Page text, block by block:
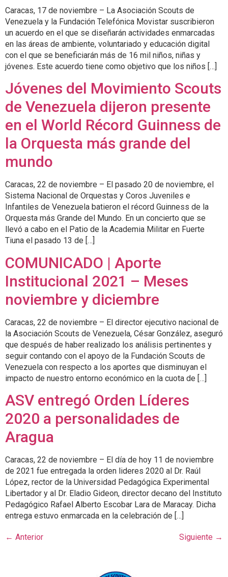
Caracas, 17 de noviembre – La Asociación Scouts de
Venezuela y la Fundación Telefónica Movistar suscribieron
un acuerdo en el que se diseñarán actividades enmarcadas
en las áreas de ambiente, voluntariado y educación digital
con el que se beneficiarán más de 16 mil niños, niñas y
jóvenes. Este acuerdo tiene como objetivo que los niños […]
Jóvenes del Movimiento Scouts
de Venezuela dijeron presente
en el World Récord Guinness de
la Orquesta más grande del
mundo
Caracas, 22 de noviembre – El pasado 20 de noviembre, el
Sistema Nacional de Orquestas y Coros Juveniles e
Infantiles de Venezuela batieron el récord Guinness de la
Orquesta más Grande del Mundo. En un concierto que se
llevó a cabo en el Patio de la Academia Militar en Fuerte
Tiuna el pasado 13 de […]
COMUNICADO | Aporte
Institucional 2021 – Meses
noviembre y diciembre
Caracas, 22 de noviembre – El director ejecutivo nacional de
la Asociación Scouts de Venezuela, César González, aseguró
que después de haber realizado los análisis pertinentes y
seguir contando con el apoyo de la Fundación Scouts de
Venezuela con respecto a los aportes que disminuyan el
impacto de nuestro entorno económico en la cuota de […]
ASV entregó Orden Líderes
2020 a personalidades de
Aragua
Caracas, 22 de noviembre – El día de hoy 11 de noviembre
de 2021 fue entregada la orden lideres 2020 al Dr. Raúl
López, rector de la Universidad Pedagógica Experimental
Libertador y al Dr. Eladio Gideon, director decano del Instituto
Pedagógico Rafael Alberto Escobar Lara de Maracay. Dicha
entrega estuvo enmarcada en la celebración de […]
← Anterior Siguiente →